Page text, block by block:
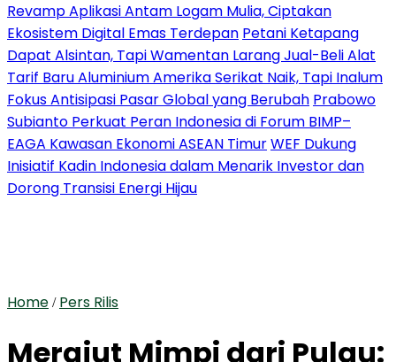
Revamp Aplikasi Antam Logam Mulia, Ciptakan
Ekosistem Digital Emas Terdepan Petani Ketapang
Dapat Alsintan, Tapi Wamentan Larang Jual-Beli Alat
Tarif Baru Aluminium Amerika Serikat Naik, Tapi Inalum
Fokus Antisipasi Pasar Global yang Berubah Prabowo
Subianto Perkuat Peran Indonesia di Forum BIMP–
EAGA Kawasan Ekonomi ASEAN TimurWEF Dukung
Inisiatif Kadin Indonesia dalam Menarik Investor dan
Dorong Transisi Energi Hijau
Home / Pers Rilis
Merajut Mimpi dari Pulau: